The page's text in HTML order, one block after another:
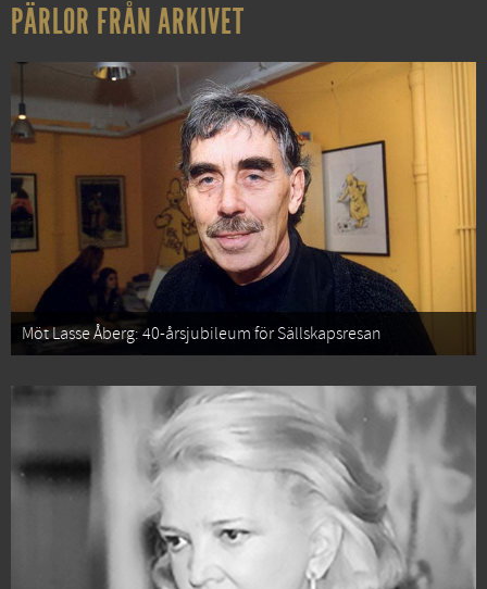
PÄRLOR FRÅN ARKIVET
Möt Lasse Åberg: 40-årsjubileum för Sällskapsresan